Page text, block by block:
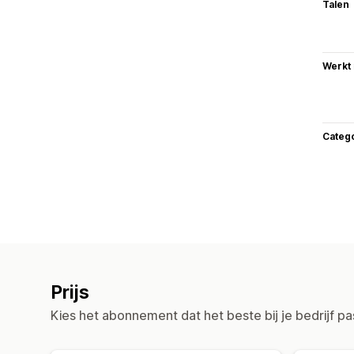
Talen
Werkt
Prijs
Kies het abonnement dat het beste bij je bedrijf